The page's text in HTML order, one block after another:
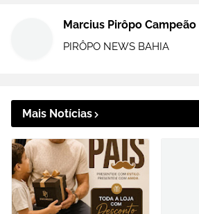
Marcius Pirôpo
PIRÔPO NEWS BAHIA
Mais Notícias